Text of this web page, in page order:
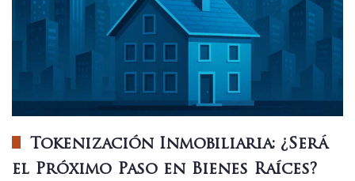
Tokenización Inmobiliaria: ¿Será
el Próximo Paso en Bienes Raíces?